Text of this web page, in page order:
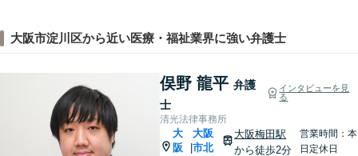
大阪市淀川区から近い医療・福祉業界に強い弁護士
俣野 龍平 弁護
士
インタビューを見
る
清光法律事務所
大
阪
大阪
市北
大阪梅田駅
から徒歩2分
営業時間：本
日定休日